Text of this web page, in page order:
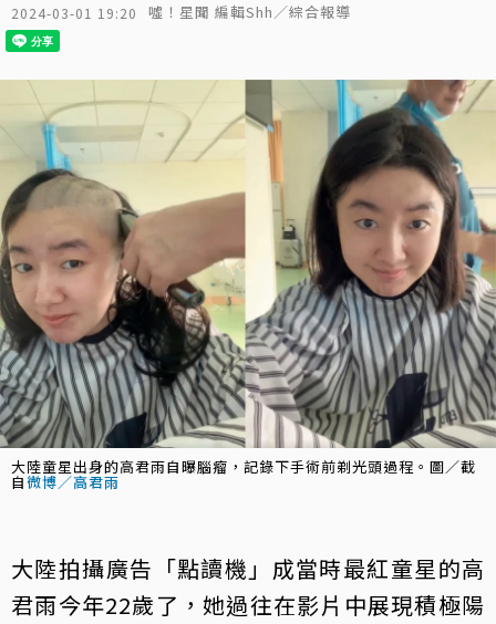
2024-03-01 19:20 噓！星聞 編輯Shh／綜合報導
大陸童星出身的高君雨自曝腦瘤，記錄下手術前剃光頭過程。圖／截
自微博／高君雨
大陸拍攝廣告「點讀機」成當時最紅童星的高
君雨今年22歲了，她過往在影片中展現積極陽